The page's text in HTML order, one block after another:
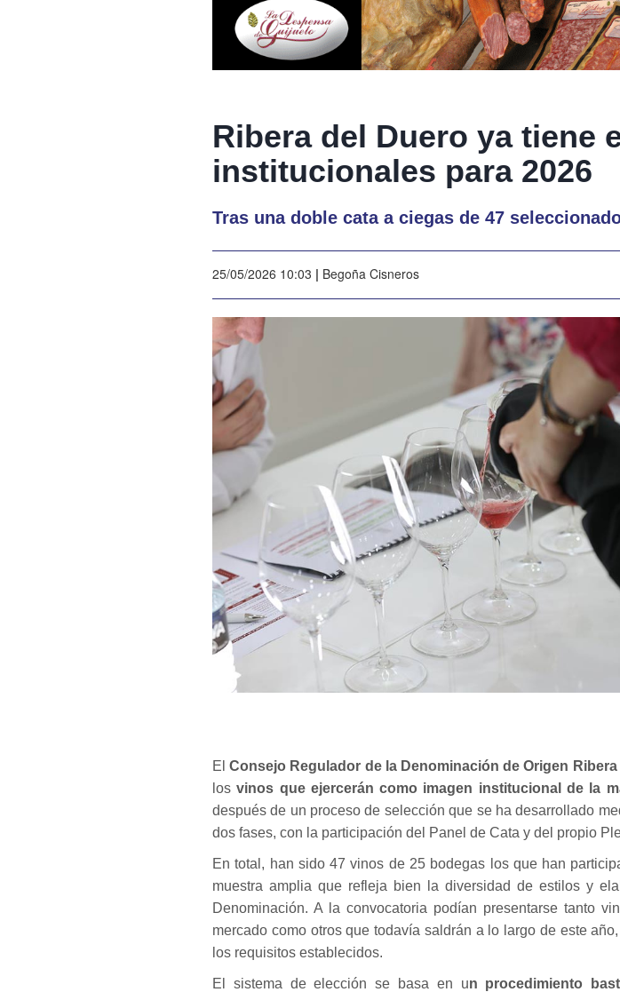
Ribera del Duero ya tiene
institucionales para 2026
Tras una doble cata a ciegas de 47
25/05/2026 10:03 | Begoña Cisneros
ElConsejo Regulador de la Denominación de Origen
losvinos que ejercerán como imagen institucional de la
después de un proceso de selección que se ha desarrollado
dos fases, con la participación del Panel de Cata y del propio
En total, han sido 47 vinos de 25 bodegas los que han
muestra amplia que refleja bien la diversidad de estilos y
Denominación. A la convocatoria podían presentarse tanto
mercado como otros que todavía saldrán a lo largo de este
los requisitos establecidos.
El sistema de elección se basa en un procedimiento